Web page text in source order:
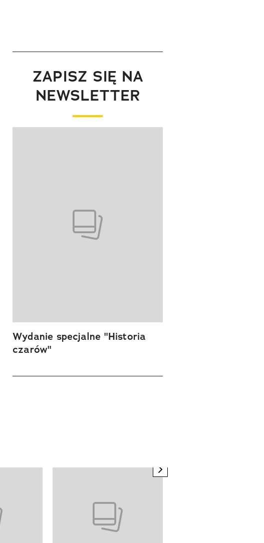
ZAPISZ SIĘ NA
NEWSLETTER
Wydanie specjalne "Historia
czarów"
next element